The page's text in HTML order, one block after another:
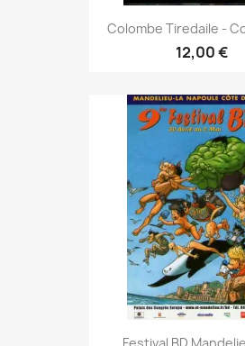
Colombe Tiredaile -
12,00 €
Festival BD